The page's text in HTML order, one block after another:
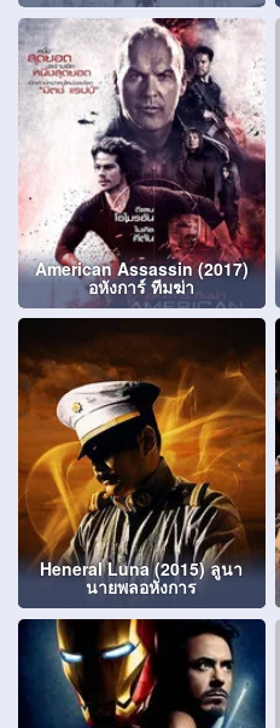
American Assassin (2017)
อหังการ์ ทีมฆ่า
Heneral Luna (2015) ลูนา
นายพลอหังการ